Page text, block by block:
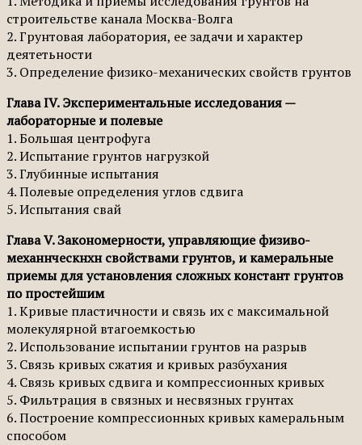
строительстве канала Москва-Волга
2. Грунтовая лаборатория, ее задачи и характер
деятетьности
3. Определение физико-механических свойств грунтов
Глава IV. Экспериментальные исследования —
лабораторные и полевые
1. Большая центрофуга
2. Испытание грунтов нагрузкой
3. Глубинные испытания
4. Полевые определения углов сдвига
5. Испытания свай
Глава V. Закономерности, управляющие физиво-
механнческнхн свойствами грунтов, и камеральные
приемы для установления сложных констант грунтов
по простейшим
1. Кривые пластичности и связь их с максимальной
молекулярной втагоемкостью
2. Использование испытании грунтов на разрыв
3. Связь кривых сжатия и кривых разбухания
4. Связь кривых сдвига и компрессионных кривых
5. Фильтрация в связных и несвязных грунтах
6. Построение компрессионных кривых камеральным
способом